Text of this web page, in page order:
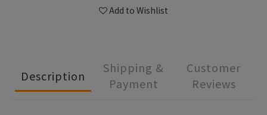
Add to Wishlist
Description
Shipping &
Payment
Customer
Reviews